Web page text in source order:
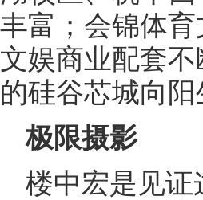
丰富；会锦体
文娱商业配套
的硅谷芯城向阳
极限摄影
楼中宏是见证